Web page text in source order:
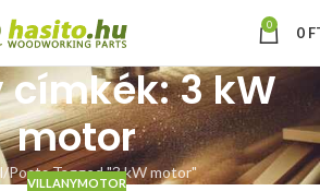
0 0
3 kW
motor
Posts Tagged "3 kW motor"
VILLANYMOTOR